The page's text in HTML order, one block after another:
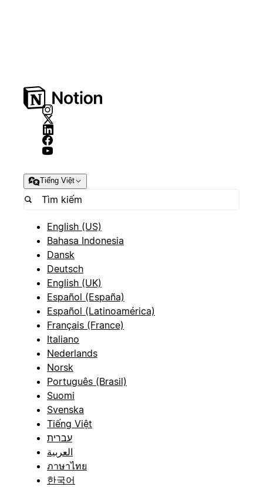
Tiếng Việt
English (US)
Bahasa Indonesia
Dansk
Deutsch
English (UK)
Español (España)
Español (Latinoamérica)
Français (France)
Italiano
Nederlands
Norsk
Português (Brasil)
Suomi
Svenska
Tiếng Việt
עברית
العربية
ภาษาไทย
한국어